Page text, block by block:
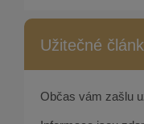
Užitečné
Občas vám zašlu